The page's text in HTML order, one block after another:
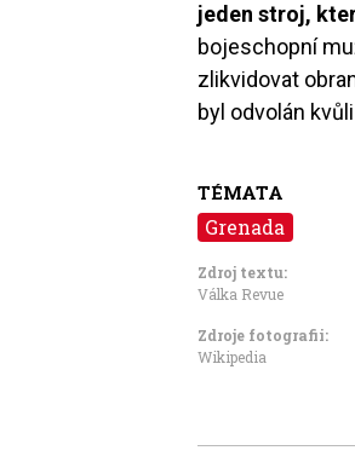
jeden stroj,
bojeschopní
zlikvidovat
byl odvolán
TÉMATA
Grenada
Zdroj textu:
Válka Revue
Zdroje fotografii:
Wikipedia